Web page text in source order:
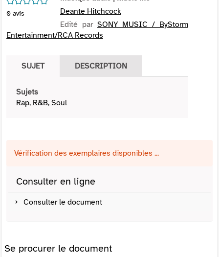
0 avis
Deante Hitchcock
Edité par SONY MUSIC / ByStorm
Entertainment/RCA Records
SUJET DESCRIPTION
Sujets
Rap, R&B, Soul
Vérification des exemplaires disponibles ...
Consulter en ligne
Consulter le document
Se procurer le document